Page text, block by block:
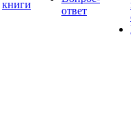
книги
ответ